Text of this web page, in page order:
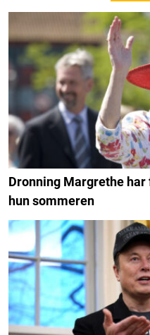
Dronning Margrethe
hun sommeren